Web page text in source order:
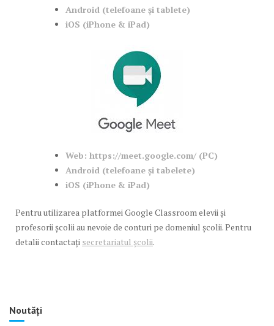
Android (telefoane și tablete)
iOS (iPhone & iPad)
Web: https://meet.google.com/ (PC)
Android (telefoane și tabelete)
iOS (iPhone & iPad)
Pentru utilizarea platformei Google Classroom elevii și
profesorii școlii au nevoie de conturi pe domeniul școlii. Pentru
detalii contactați secretariatul școlii.
Noutăți